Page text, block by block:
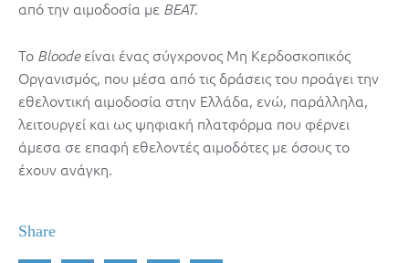
από την αιμοδοσία με BEAT.
Το Bloodeείναι ένας σύγχρονος Μη Κερδοσκοπικός
Οργανισμός, που μέσα από τις δράσεις του προάγει την
εθελοντική αιμοδοσία στην Ελλάδα, ενώ, παράλληλα,
λειτουργεί και ως ψηφιακή πλατφόρμα που φέρνει
άμεσα σε επαφή εθελοντές αιμοδότες με όσους το
έχουν ανάγκη.
Share